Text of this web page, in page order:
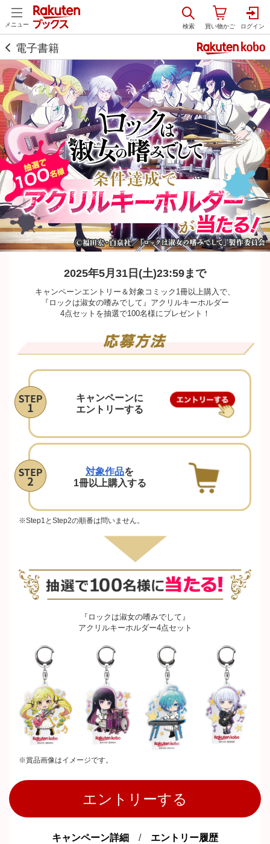
メニュー
電子書籍
2025年5月31日(土)23:59まで
キャンペーンエントリー＆対象コミック1冊以上購入で、
『ロックは淑女の嗜みでして』アクリルキーホルダー
4点セットを抽選で100名様にプレゼント！
キャンペーンに
エントリーする
対象作品を
1冊以上購入する
※Step1とStep2の順番は問いません。
『ロックは淑女の嗜みでして』
アクリルキーホルダー4点セット
※賞品画像はイメージです。
エントリーする
キャンペーン詳細 / エントリー履歴